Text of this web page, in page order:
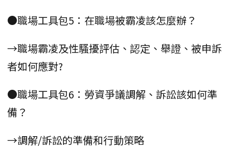
●職場工具包5：在職場被霸凌該怎麼辦？
→職場霸凌及性騷擾評估、認定、舉證、被申訴
者如何應對?
●職場工具包6：勞資爭議調解、訴訟該如何準
備？
→調解/訴訟的準備和行動策略